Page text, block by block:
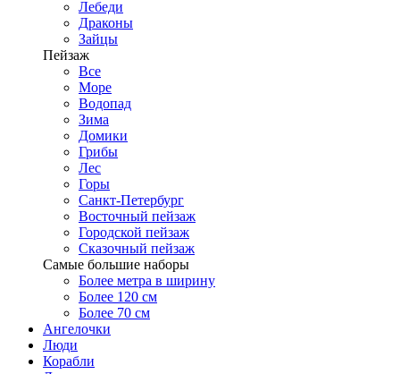
Лебеди
Драконы
Зайцы
Пейзаж
Все
Море
Водопад
Зима
Домики
Грибы
Лес
Горы
Санкт-Петербург
Восточный пейзаж
Городской пейзаж
Сказочный пейзаж
Самые большие наборы
Более метра в ширину
Более 120 см
Более 70 см
Ангелочки
Люди
Корабли